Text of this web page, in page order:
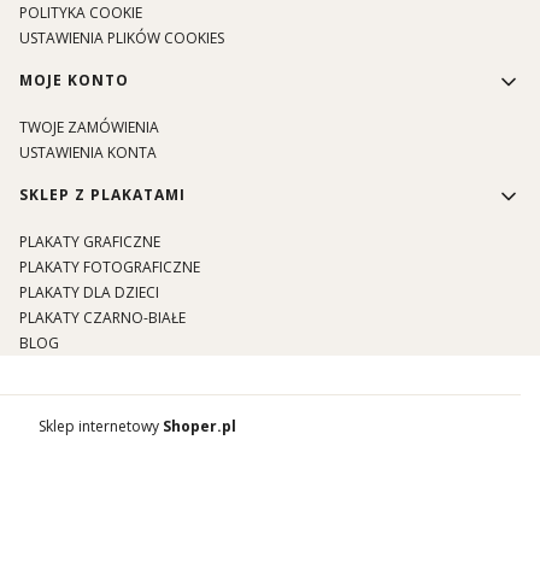
POLITYKA COOKIE
USTAWIENIA PLIKÓW COOKIES
MOJE KONTO
TWOJE ZAMÓWIENIA
USTAWIENIA KONTA
SKLEP Z PLAKATAMI
PLAKATY GRAFICZNE
PLAKATY FOTOGRAFICZNE
PLAKATY DLA DZIECI
PLAKATY CZARNO-BIAŁE
BLOG
Sklep internetowy Shoper.pl